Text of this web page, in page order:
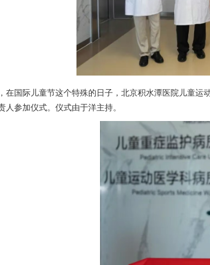
在国际儿童节这个特殊的日子，北京积水潭医院儿童运
人参加仪式。仪式由于洋主持。